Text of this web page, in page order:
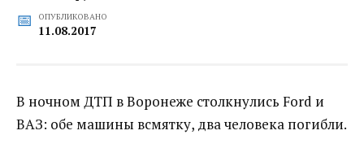
ОПУБЛИКОВАНО
11.08.2017
В ночном ДТП в Воронеже столкнулись Ford и
ВАЗ: обе машины всмятку, два человека погибли.